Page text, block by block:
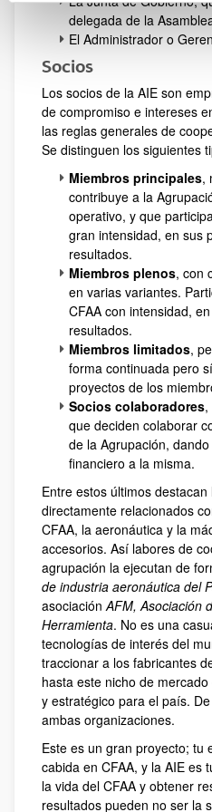
delegada de la
El Administrador o
Socios
Los socios de la AIE son
de compromiso e intereses
las reglas generales de
Se distinguen los siguientes
Miembros principales,
contribuye a la
operativo, y que
gran intensidad, en sus
resultados.
Miembros plenos, con
en varias variantes.
CFAA con intensidad,
resultados.
Miembros limitados,
forma continuada pero
proyectos de los
Socios colaboradores,
que deciden colaborar
de la Agrupación,
financiero a la misma.
Entre estos últimos
directamente relacionados
CFAA, la aeronáutica y la
accesorios. Así labores de
agrupación la ejecutan de
de industria aeronáutica del
asociaciónAFM, Asociación
Herramienta. No es una
tecnologías de interés del
traccionar a los fabricantes
hasta este nicho de
y estratégico para el país.
ambas organizaciones.
Este es un gran proyecto; tu
cabida en CFAA, y la AIE es
la vida del CFAA y obtener
resultados pueden no ser la